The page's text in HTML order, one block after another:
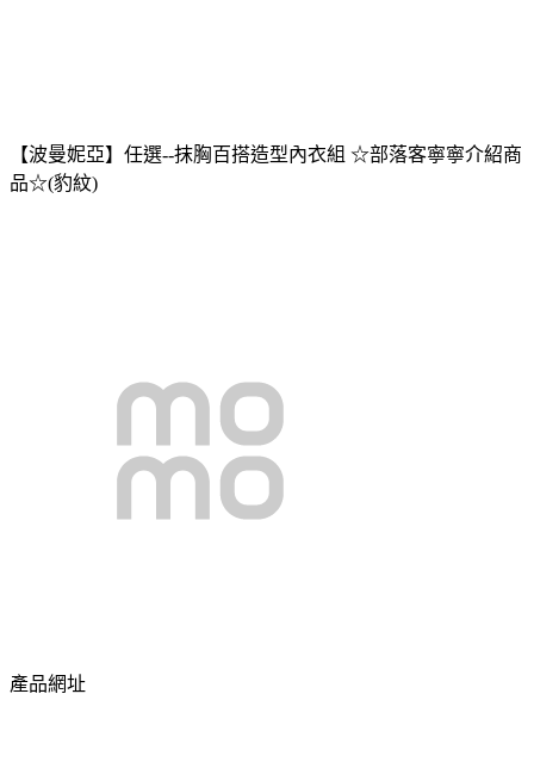
【波曼妮亞】任選--抹胸百搭造型內衣組 ☆部落客寧寧介紹商
品☆(豹紋)
產品網址